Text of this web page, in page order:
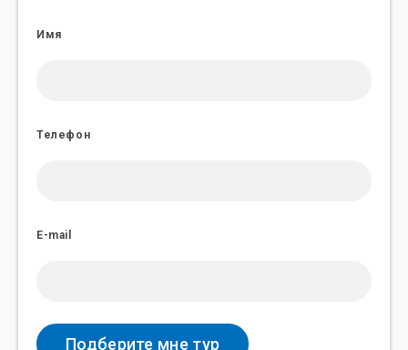
Имя
Телефон
E-mail